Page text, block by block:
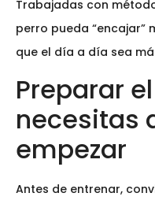
Trabajadas con
perro pueda “encajar”
que el día a día sea
Preparar
necesitas
empezar
Antes de entrenar,